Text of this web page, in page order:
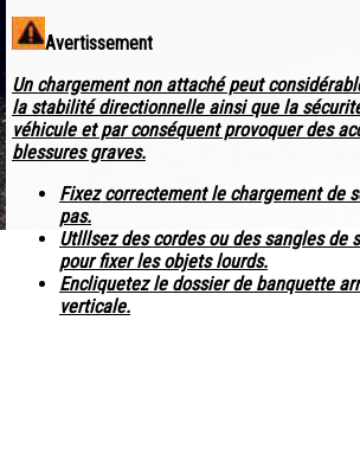
Avertissement
Un chargement non attaché peut
la stabilité directionnelle ainsi que la
véhicule et par conséquent provoquer des
blessures graves.
Fixez correctement le chargement de
pas.
Utlllsez des cordes ou des sangles de
pour fixer les objets lourds.
Encliquetez le dossier de banquette
verticale.